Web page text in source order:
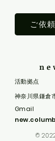
ご依
​活動拠点
神奈川県鎌倉
Gmail
©